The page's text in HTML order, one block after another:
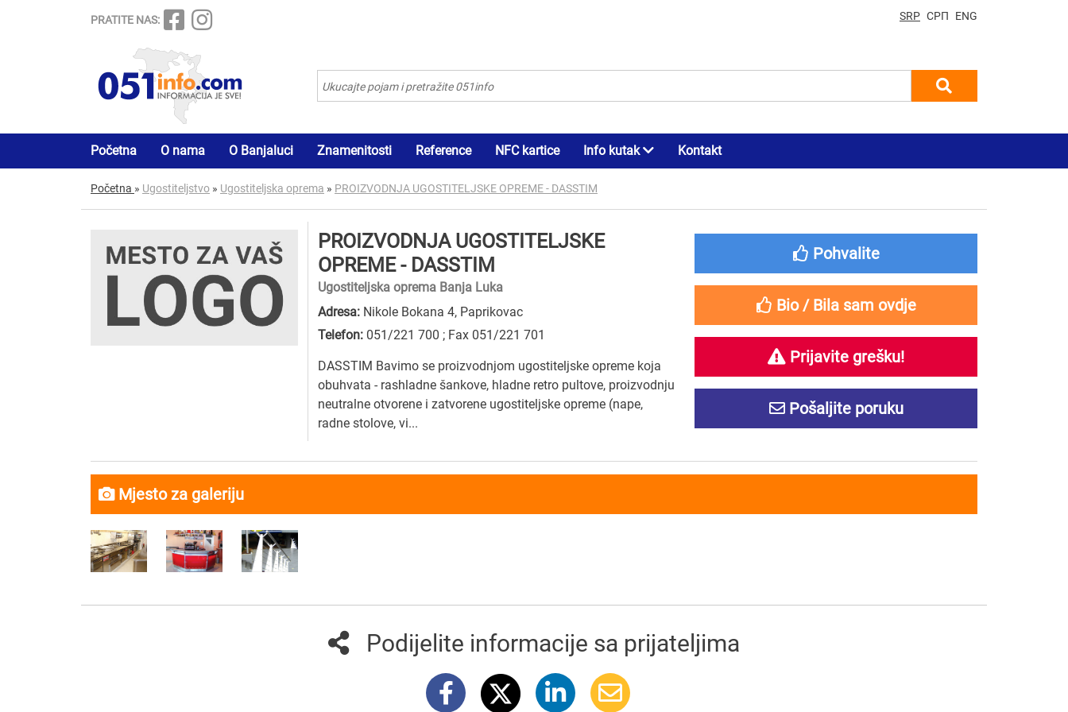
PRATITE NAS: SRP СРП ENG
Početna O nama O Banjaluci Znamenitosti Reference NFC kartice Info kutak Kontakt
Početna » Ugostiteljstvo » Ugostiteljska oprema » PROIZVODNJA UGOSTITELJSKE OPREME - DASSTIM
PROIZVODNJA UGOSTITELJSKE
OPREME - DASSTIM
Ugostiteljska oprema Banja Luka
Adresa: Nikole Bokana 4, Paprikovac
Telefon: 051/221 700 ; Fax 051/221 701
DASSTIM Bavimo se proizvodnjom ugostiteljske opreme koja
obuhvata - rashladne šankove, hladne retro pultove, proizvodnju
neutralne otvorene i zatvorene ugostiteljske opreme (nape,
radne stolove, vi...
Pohvalite
Bio / Bila sam ovdje
Prijavite grešku!
Pošaljite poruku
Mjesto za galeriju
Podijelite informacije sa prijateljima